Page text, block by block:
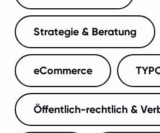
Strategie & Beratung
eCommerce
Öffentlich-rechtlich &